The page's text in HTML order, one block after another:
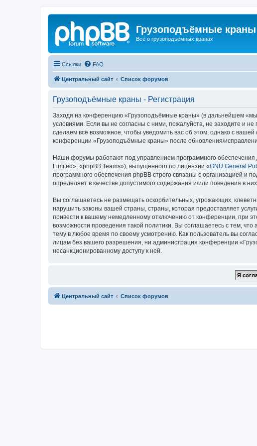
Грузоподъёмные краны
Всё о грузоподъёмных кранах
Ссылки FAQ
Центральный сайт Список форумов
Грузоподъёмные краны - Регистрация
Заходя на конференцию «Грузоподъёмные краны» (в дальнейшем
условиями. Если вы не согласны с ними, пожалуйста, не заходите и
сделаем всё возможное, чтобы уведомить вас об этом, однако с
конференции «Грузоподъёмные краны» после обновления/
Наши форумы работают под управлением программного
Limited», «phpBB Teams»), выпущенного по лицензии «GNU General
программного обеспечения phpBB строго связаны с организацией и
определяет в качестве допустимого содержания и/или поведения в
Вы соглашаетесь не размещать оскорбительных, угрожающих,
нарушить законы вашей страны, страны, которая предоставляет
привести к вашему немедленному отключению от конференции, при
возможности проведения такой политики. Вы соглашаетесь с тем,
тему в любое время по своему усмотрению. Как пользователь вы
лицам без вашего разрешения, ни администрация конференции
несанкционированному доступу к ней.
Центральный сайт Список форумов